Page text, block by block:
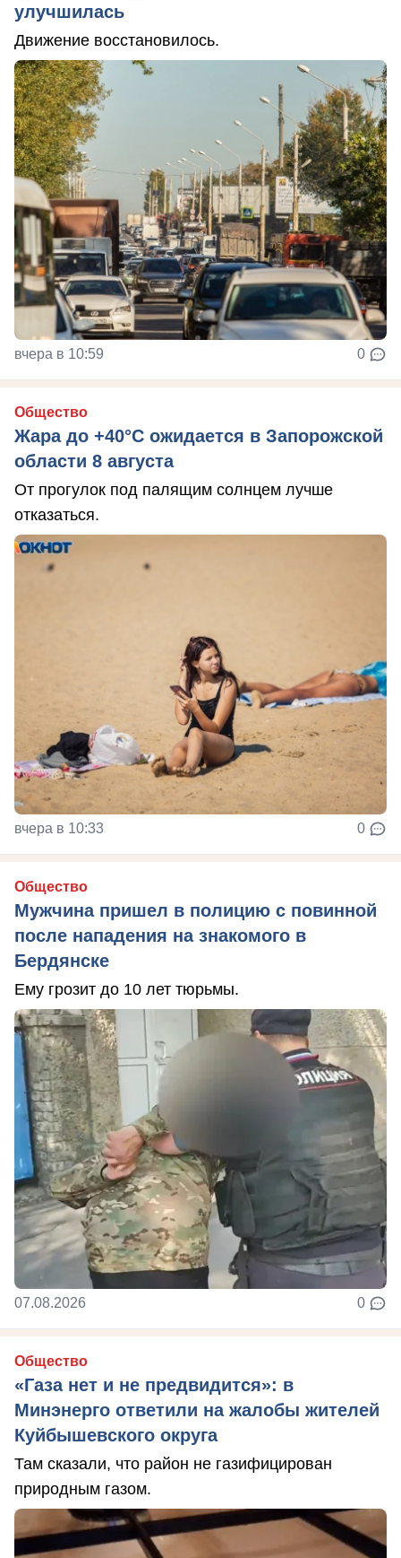
улучшилась
Движение восстановилось.
вчера в 10:59 0
Общество
Жара до +40°С ожидается в Запорожской
области 8 августа
От прогулок под палящим солнцем лучше
отказаться.
вчера в 10:33 0
Общество
Мужчина пришел в полицию с повинной
после нападения на знакомого в
Бердянске
Ему грозит до 10 лет тюрьмы.
07.08.2026 0
Общество
«Газа нет и не предвидится»: в
Минэнерго ответили на жалобы жителей
Куйбышевского округа
Там сказали, что район не газифицирован
природным газом.